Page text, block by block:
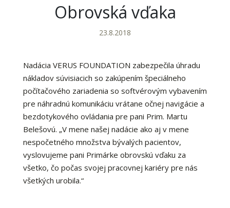
Obrovská vďaka
23.8.2018
Nadácia VERUS FOUNDATION zabezpečila úhradu
nákladov súvisiacich so zakúpením špeciálneho
počítačového zariadenia so softvérovým vybavením
pre náhradnú komunikáciu vrátane očnej navigácie a
bezdotykového ovládania pre pani Prim. Martu
Belešovú. „V mene našej nadácie ako aj v mene
nespočetného množstva bývalých pacientov,
vyslovujeme pani Primárke obrovskú vďaku za
všetko, čo počas svojej pracovnej kariéry pre nás
všetkých urobila.“